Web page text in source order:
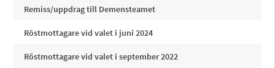
Remiss/uppdrag till Demensteamet
Röstmottagare vid valet i juni 2024
Röstmottagare vid valet i september 2022